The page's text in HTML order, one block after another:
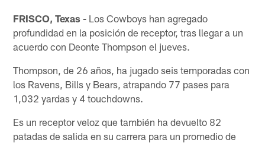
FRISCO, Texas - Los Cowboys han agregado
profundidad en la posición de receptor, tras llegar a un
acuerdo con Deonte Thompson el jueves.
Thompson, de 26 años, ha jugado seis temporadas con
los Ravens, Bills y Bears, atrapando 77 pases para
1,032 yardas y 4 touchdowns.
Es un receptor veloz que también ha devuelto 82
patadas de salida en su carrera para un promedio de